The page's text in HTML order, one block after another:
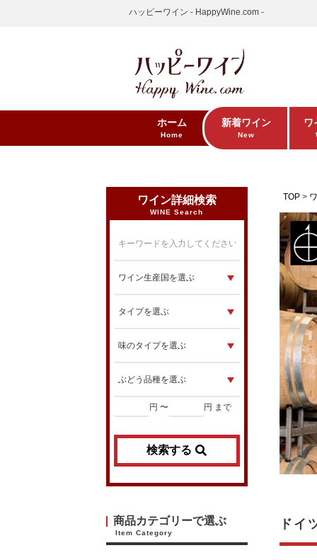
ハッピーワイン - HappyWine.com -
ホーム
Home
新着ワイン
New
ワ
ワイン詳細検索
WINE Search
円 〜 円 まで
検索する
商品カテゴリーで選ぶ
Item Category
TOP
ドイ